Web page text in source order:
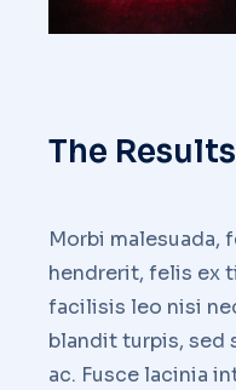
The Results
Morbi malesuada,
hendrerit, felis ex
facilisis leo nisi
blandit turpis,
ac. Fusce lacinia